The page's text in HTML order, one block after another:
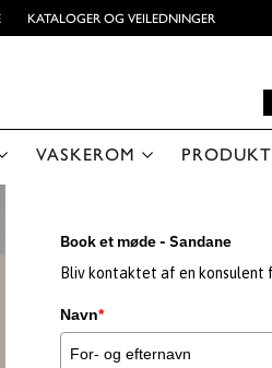
KATALOGER OG VEILEDNINGER
VASKEROM
Book et møde - Sandane
Bliv kontaktet af en
Navn*